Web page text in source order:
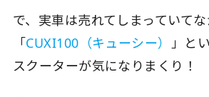
で、実車は売れてしまっていて
「CUXI100（キューシー） 」と
スクーターが気になりまくり！